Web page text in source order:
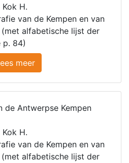
H.
van de Kempen en van
(met alfabetische lijst der
p. 84)
meer
de Antwerpse Kempen
H.
van de Kempen en van
(met alfabetische lijst der